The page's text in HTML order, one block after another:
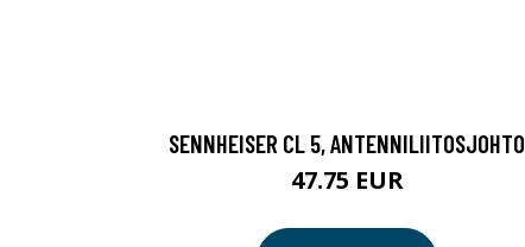
SENNHEISER CL 5, ANTENNILIITOSJOHTO
47.75 EUR